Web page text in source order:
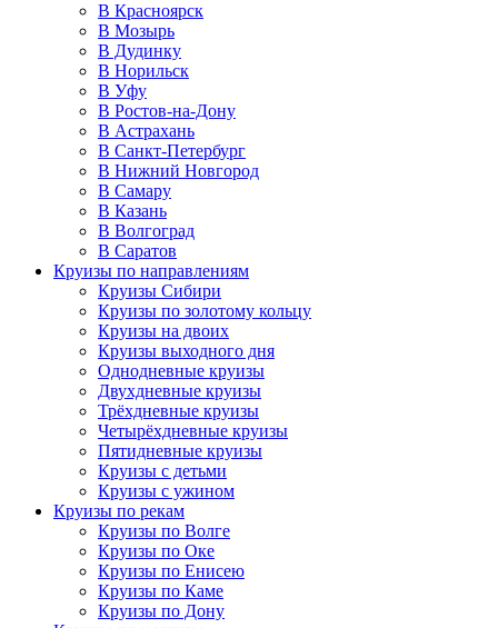
В Красноярск
В Мозырь
В Дудинку
В Норильск
В Уфу
В Ростов-на-Дону
В Астрахань
В Санкт-Петербург
В Нижний Новгород
В Самару
В Казань
В Волгоград
В Саратов
Круизы по направлениям
Круизы Сибири
Круизы по золотому кольцу
Круизы на двоих
Круизы выходного дня
Однодневные круизы
Двухдневные круизы
Трёхдневные круизы
Четырёхдневные круизы
Пятидневные круизы
Круизы с детьми
Круизы с ужином
Круизы по рекам
Круизы по Волге
Круизы по Оке
Круизы по Енисею
Круизы по Каме
Круизы по Дону